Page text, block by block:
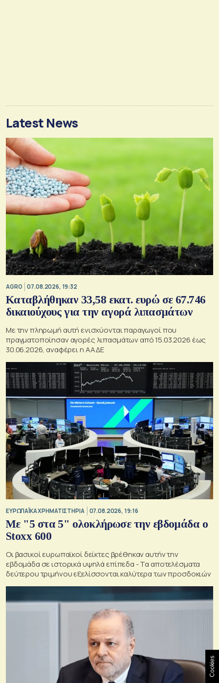
Latest News
AGRO 07.08.2026, 19:32
Καταβλήθηκαν 33,58 εκατ. ευρώ σε 67.746
δικαιούχους για την αγορά λιπασμάτων
Με την πληρωμή αυτή ενισχύονται παραγωγοί που
πραγματοποίησαν αγορές λιπασμάτων από 15.03.2026 έως
30.06.2026, αναφέρει η ΑΑΔΕ
ΕΥΡΩΠΑΪΚΑ ΧΡΗΜΑΤΙΣΤΗΡΙΑ 07.08.2026, 19:16
Με "5 στα 5" ολοκλήρωσε την εβδομάδα ο
Stoxx 600
Οι βασικοί ευρωπαϊκοί δείκτες βρέθηκαν αυτήν την
εβδομάδα σε ιστορικά υψηλά επίπεδα - Τα αποτελέσματα
δεύτερου τριμήνου εξελίσσονται καλύτερα των προσδοκιών
Cookies